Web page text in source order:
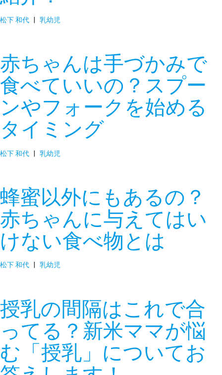
松下 和代 | 乳幼児
赤ちゃんは手づかみで
食べていいの？スプー
ンやフォークを始める
タイミング
松下 和代 | 乳幼児
蜂蜜以外にもあるの？
赤ちゃんに与えてはい
けない食べ物とは
松下 和代 乳幼児
授乳の間隔はこれで合
ってる？新米ママが悩
む「授乳」についてお